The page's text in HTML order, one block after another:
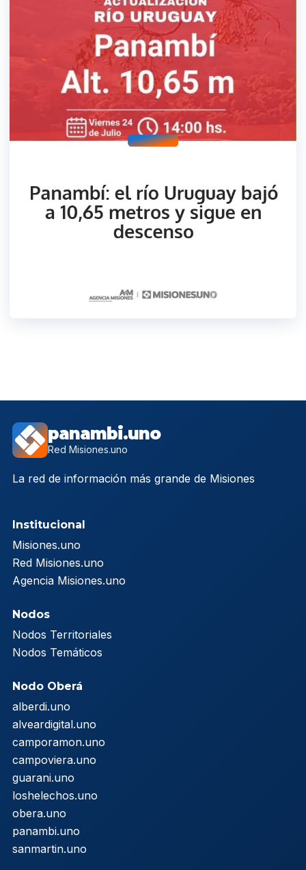
panambi.uno
Red Misiones.uno
La red de información más grande de Misiones
Institucional
Misiones.uno
Red Misiones.uno
Agencia Misiones.uno
Nodos
Nodos Territoriales
Nodos Temáticos
Nodo Oberá
alberdi.uno
alveardigital.uno
camporamon.uno
campoviera.uno
guarani.uno
loshelechos.uno
obera.uno
panambi.uno
sanmartin.uno